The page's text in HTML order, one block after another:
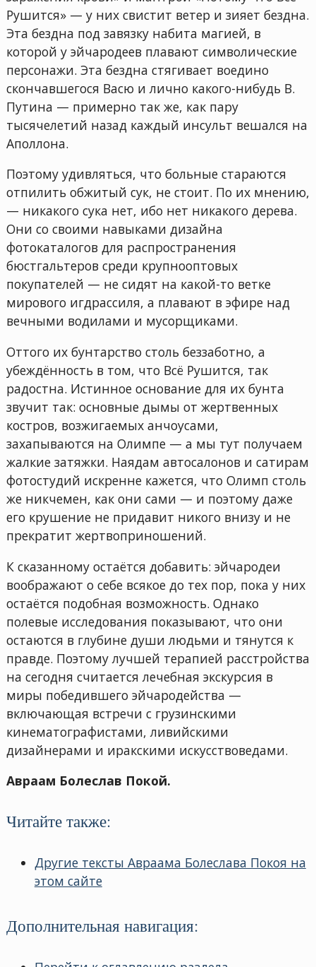
Рушится» — у них свистит ветер и зияет бездна.
Эта бездна под завязку набита магией, в
которой у эйчародеев плавают символические
персонажи. Эта бездна стягивает воедино
скончавшегося Васю и лично какого-нибудь В.
Путина — примерно так же, как пару
тысячелетий назад каждый инсульт вешался на
Аполлона.
Поэтому удивляться, что больные стараются
отпилить обжитый сук, не стоит. По их мнению,
— никакого сука нет, ибо нет никакого дерева.
Они со своими навыками дизайна
фотокаталогов для распространения
бюстгальтеров среди крупнооптовых
покупателей — не сидят на какой-то ветке
мирового игдрассиля, а плавают в эфире над
вечными водилами и мусорщиками.
Оттого их бунтарство столь беззаботно, а
убеждённость в том, что Всё Рушится, так
радостна. Истинное основание для их бунта
звучит так: основные дымы от жертвенных
костров, возжигаемых анчоусами,
захапываются на Олимпе — а мы тут получаем
жалкие затяжки. Наядам автосалонов и сатирам
фотостудий искренне кажется, что Олимп столь
же никчемен, как они сами — и поэтому даже
его крушение не придавит никого внизу и не
прекратит жертвоприношений.
К сказанному остаётся добавить: эйчародеи
воображают о себе всякое до тех пор, пока у них
остаётся подобная возможность. Однако
полевые исследования показывают, что они
остаются в глубине души людьми и тянутся к
правде. Поэтому лучшей терапией расстройства
на сегодня считается лечебная экскурсия в
миры победившего эйчародейства —
включающая встречи с грузинскими
кинематографистами, ливийскими
дизайнерами и иракскими искусствоведами.
Авраам Болеслав Покой.
Читайте также:
Другие тексты Авраама Болеслава Покоя на
этом сайте
Дополнительная навигация: